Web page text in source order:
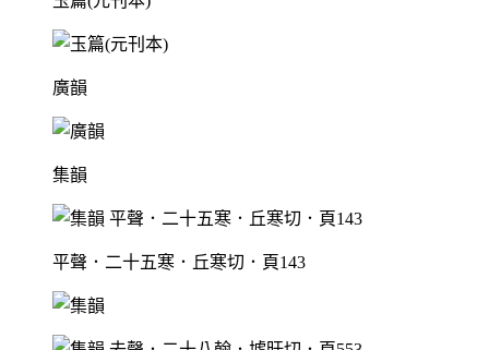
廣韻
集韻
平聲．二十五寒．丘寒切．頁143